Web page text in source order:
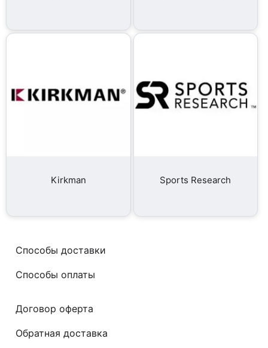
Kirkman Sports Research
Способы доставки
Способы оплаты
Договор оферта
Обратная доставка